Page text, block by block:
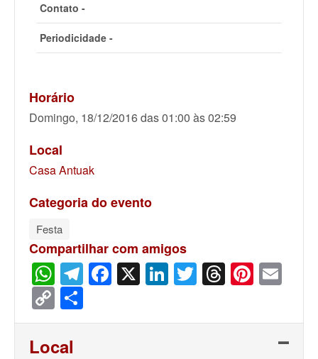
Contato -
Periodicidade -
Horário
Domingo, 18/12/2016 das 01:00 às 02:59
Local
Casa Antuak
Categoria do evento
Festa
Compartilhar com amigos
WhatsApp
Telegram
Facebook
X LinkedIn
Twitter
Threads
Copy
Link
Local